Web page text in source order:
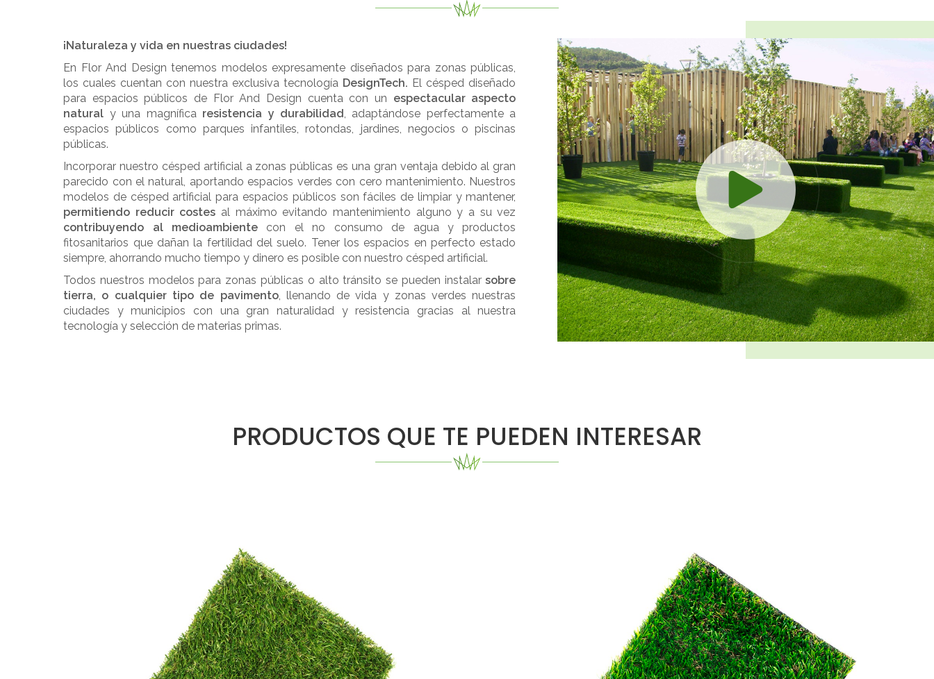
¡Naturaleza y vida en nuestras ciudades!
En Flor And Design tenemos modelos expresamente diseñados para zonas públicas,
los cuales cuentan con nuestra exclusiva tecnología DesignTech. El césped diseñado
para espacios públicos de Flor And Design cuenta con un espectacular aspecto
natural y una magnífica resistencia y durabilidad , adaptándose perfectamente a
espacios públicos como parques infantiles, rotondas, jardines, negocios o piscinas
públicas.
Incorporar nuestro césped artificial a zonas públicas es una gran ventaja debido al gran
parecido con el natural, aportando espacios verdes con cero mantenimiento. Nuestros
modelos de césped artificial para espacios públicos son fáciles de limpiar y mantener,
permitiendo reducir costes al máximo evitando mantenimiento alguno y a su vez
contribuyendo al medioambiente con el no consumo de agua y productos
fitosanitarios que dañan la fertilidad del suelo. Tener los espacios en perfecto estado
siempre, ahorrando mucho tiempo y dinero es posible con nuestro césped artificial.
Todos nuestros modelos para zonas públicas o alto tránsito se pueden instalarsobre
tierra, o cualquier tipo de pavimento, llenando de vida y zonas verdes nuestras
ciudades y municipios con una gran naturalidad y resistencia gracias al nuestra
tecnología y selección de materias primas.
PRODUCTOS QUE TE PUEDEN INTERESAR